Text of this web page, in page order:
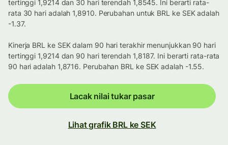
tertinggi 1,9214 dan 30 hari terendah 1,8545. Ini berarti rata-
rata 30 hari adalah 1,8910. Perubahan untuk BRL ke SEK adalah
-1.37.
Kinerja BRL ke SEK dalam 90 hari terakhir menunjukkan 90 hari
tertinggi 1,9214 dan 90 hari terendah 1,8187. Ini berarti rata-rata
90 hari adalah 1,8716. Perubahan BRL ke SEK adalah -1.55.
Lacak nilai tukar pasar
Lihat grafik BRL ke SEK